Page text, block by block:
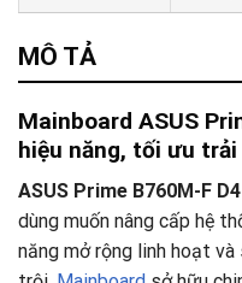
Tư vấn & bán hàng qua
MÔ TẢ
Mainboard ASUS
hiệu năng, tối ưu trải
ASUS Prime B760M-F D4
dùng muốn nâng cấp hệ
năng mở rộng linh hoạt